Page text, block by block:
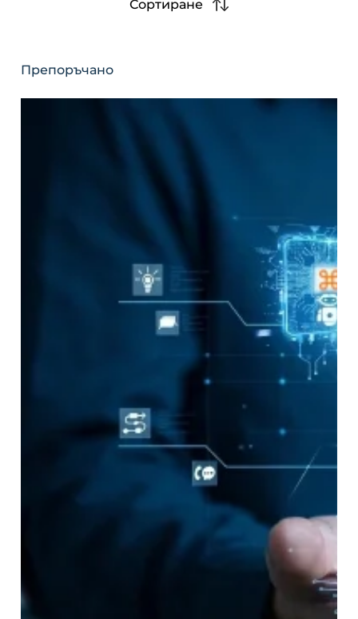
Сортиране
Препоръчано